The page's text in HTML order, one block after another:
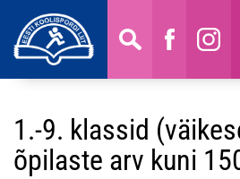
1.-9. klassid
õpilaste arv kuni